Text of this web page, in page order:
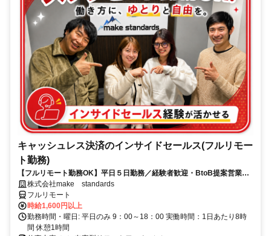
キャッシュレス決済のインサイドセールス(フルリモー
ト勤務)
【フルリモート勤務OK】平日５日勤務／経験者歓迎・BtoB提案営業で
スキルアップ
株式会社make standards
フルリモート
時給1,600円以上
勤務時間・曜日: 平日のみ 9：00～18：00 実働時間：1日あたり8時
間 休憩1時間